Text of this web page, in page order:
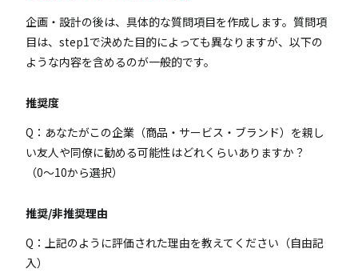
企画・設計の後は、具体的な質問項目を作成します。質問項
目は、step1で決めた目的によっても異なりますが、以下の
ような内容を含めるのが一般的です。
推奨度
Q：あなたがこの企業（商品・サービス・ブランド）を親し
い友人や同僚に勧める可能性はどれくらいありますか？
（0〜10から選択）
推奨/非推奨理由
Q：上記のように評価された理由を教えてください（自由記
入）